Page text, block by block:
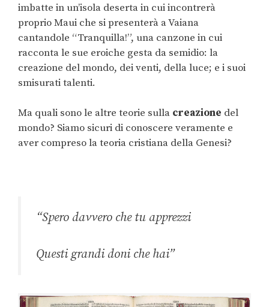
imbatte in un’isola deserta in cui incontrerà
proprio Maui che si presenterà a Vaiana
cantandole “Tranquilla!”, una canzone in cui
racconta le sue eroiche gesta da semidio: la
creazione del mondo, dei venti, della luce; e i suoi
smisurati talenti.
Ma quali sono le altre teorie sulla creazione del
mondo? Siamo sicuri di conoscere veramente e
aver compreso la teoria cristiana della Genesi?
“Spero davvero che tu apprezzi
Questi grandi doni che hai”